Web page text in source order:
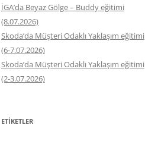
İGA’da Beyaz Gölge – Buddy eğitimi
(8.07.2026)
Skoda’da Müşteri Odaklı Yaklaşım eğitimi
(6-7.07.2026)
Skoda’da Müşteri Odaklı Yaklaşım eğitimi
(2-3.07.2026)
ETIKETLER